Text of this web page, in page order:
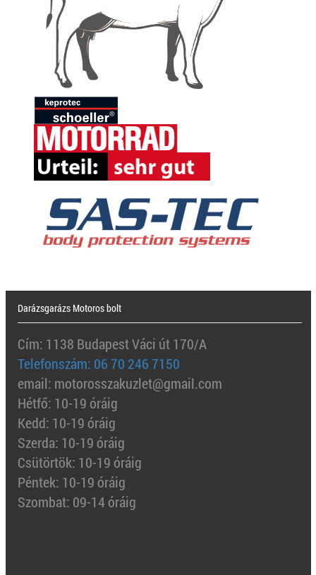
Darázsgarázs Motoros bolt
Cím: 1138 Budapest Váci út 170/A
Telefonszám: 06 70 246 7150
email: motorosszakuzlet@gmail.com
Hétfő: 10-19 óráig
Kedd: 10-19 óráig
Szerda: 10-19 óráig
Csütörtök: 10-19 óráig
Péntek: 10-19 óráig
Szombat: 09-14 óráig